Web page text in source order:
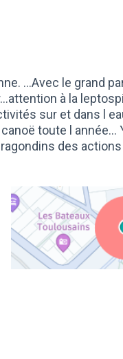
...Avec le grand
à la
sur et dans l
toute l année...
des